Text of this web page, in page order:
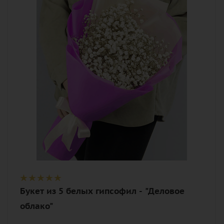
гипсофилы, лента, дизайнерская
Букет из 5 белых гипсофил - "Деловое
облако"